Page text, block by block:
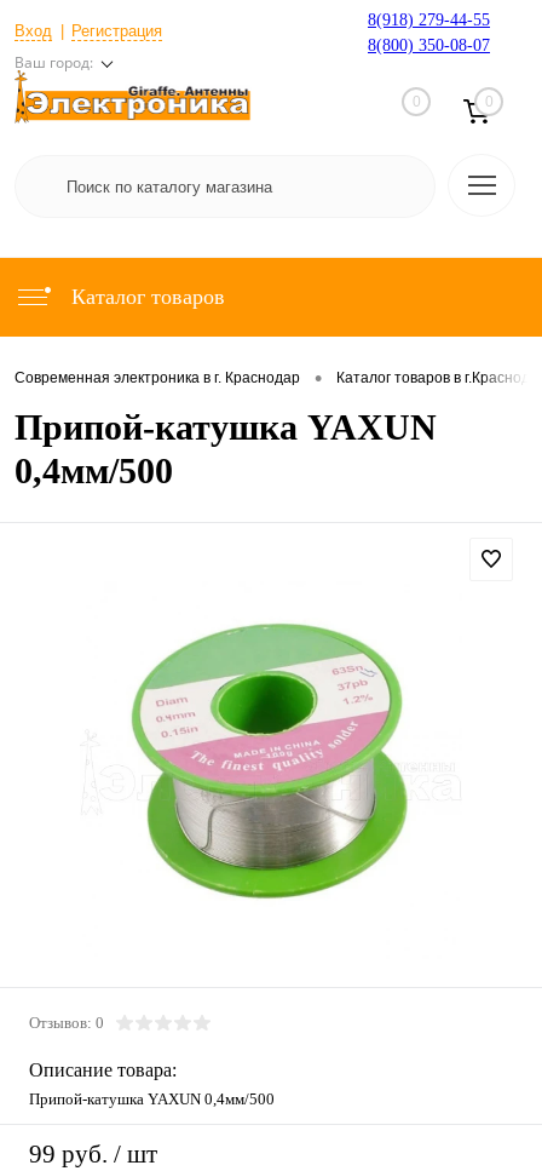
Вход Регистрация
Ваш город:
8(918) 279-44-55
8(800) 350-08-07
0 0
Каталог товаров
Современная электроника в г. Краснодар • Каталог товаров в
Припой-катушка YAXUN
0,4мм/500
Отзывов: 0
Описание товара:
Припой-катушка YAXUN 0,4мм/500
99 руб. / шт